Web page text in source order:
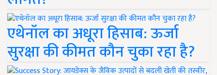
एथेनॉल का अधूरा हिसाब: ऊर्जा
सुरक्षा की कीमत कौन चुका रहा है?